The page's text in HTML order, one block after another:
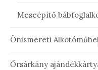
Meseépítő
Önismereti
Őrsárkány